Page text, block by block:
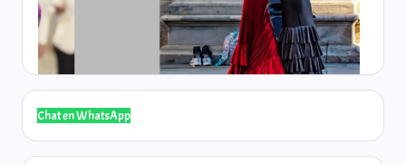
Chat en WhatsApp